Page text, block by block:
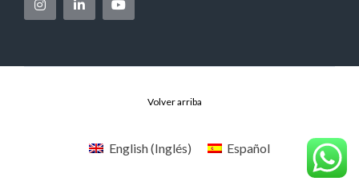
Volver arriba
English(Inglés) Español